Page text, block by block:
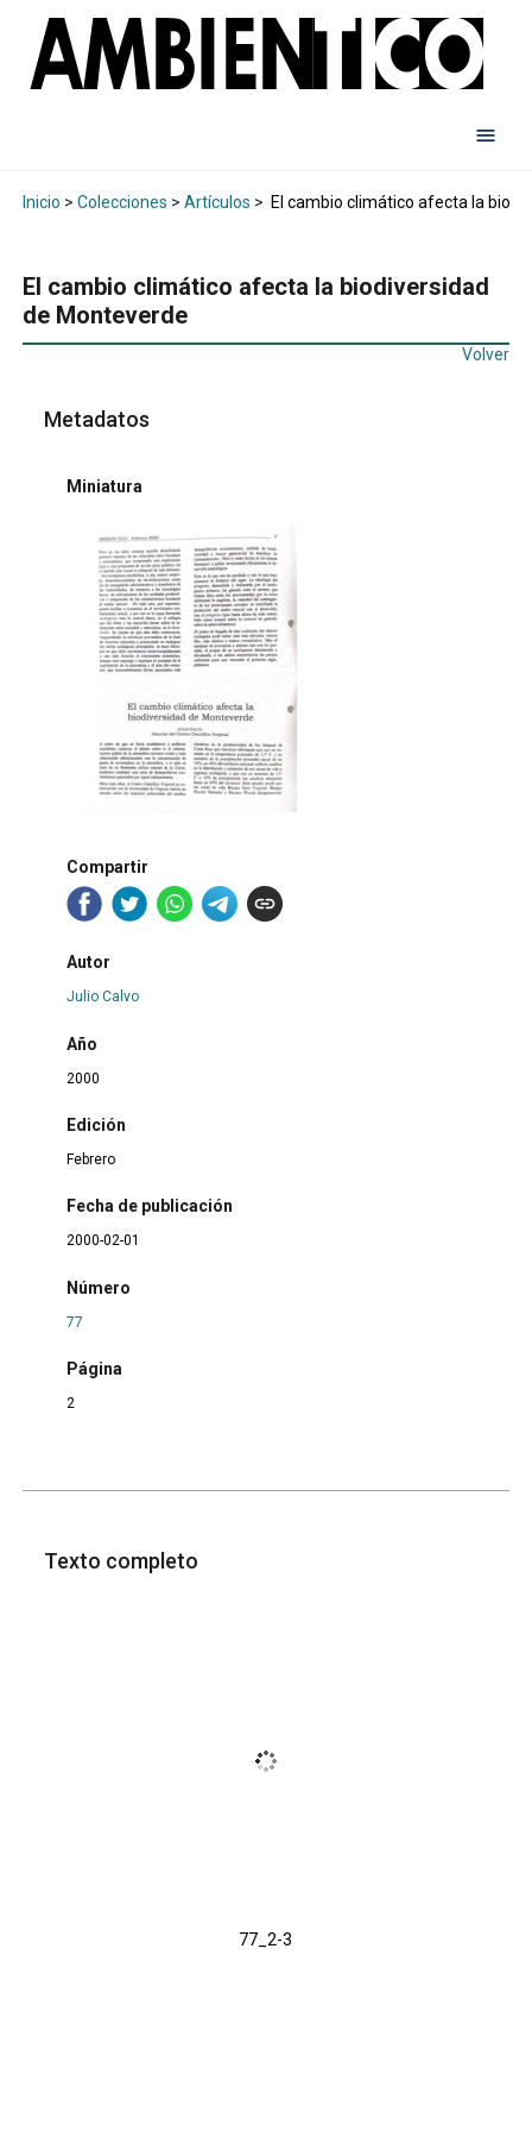
Inicio > Colecciones > Artículos > El cambio climático afecta la
El cambio climático afecta la biodiversidad
de Monteverde
Volver
Metadatos
Miniatura
Compartir
Autor
Julio Calvo
Año
2000
Edición
Febrero
Fecha de publicación
2000-02-01
Número
77
Página
2
Texto completo
77_2-3